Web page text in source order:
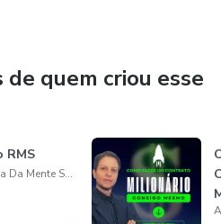
você terá acesso ao
está ao seu alcance.
necessidades são urgentes, e
você em sua jornada
agora mesmo para subir
desenvolvimento e conquista.
eu começa aqui.
quem criou esse
RMS
Academia Da Mente Superior